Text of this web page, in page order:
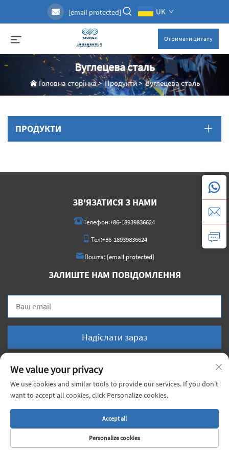
[email protected] UK
Отримати цитату
Вуглецева сталь
Головна сторінка>Продукти>Вуглецева сталь
ПРОДУКТИ
ЗВ'ЯЗАТИСЯ З НАМИ
Телефон:+86-18939836624
Тел:+86-18939836624
Пошта: [email protected]
ЗАЛИШТЕ НАМ ПОВІДОМЛЕННЯ
Надіслати зараз
© 2026 Китай, Шанхай, компанія Xiongji Materials Co., Ltd. Всі права захищені. |
Політика конфіденційності
We value your privacy
We use cookies and similar tools to provide our services. If you don't
want to accept all cookies, click Personalize cookies.
Personalize cookies
Accept all